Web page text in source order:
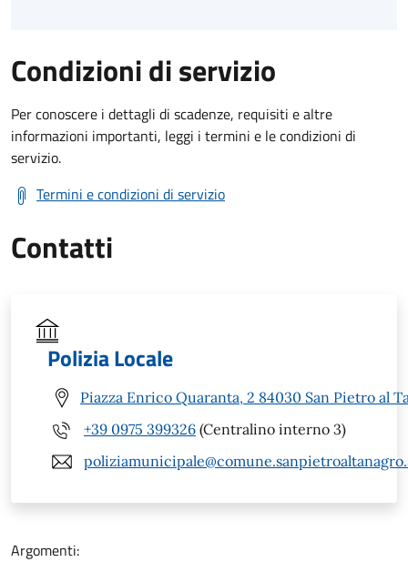
Condizioni di servizio
Per conoscere i dettagli di scadenze, requisiti e altre
informazioni importanti, leggi i termini e le condizioni di
servizio.
Termini e condizioni di servizio
Contatti
Polizia Locale
Piazza Enrico Quaranta, 2 84030 San Pietro al
+39 0975 399326 (Centralino interno 3)
Argomenti: